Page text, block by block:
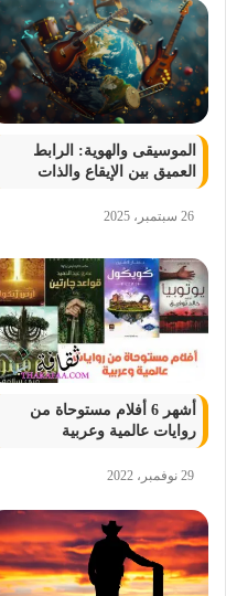
الموسيقى والهوية: الرابط
العميق بين الإيقاع والذات
26 سبتمبر، 2025
أشهر 6 أفلام مستوحاة من
روايات عالمية وعربية
29 نوفمبر، 2022